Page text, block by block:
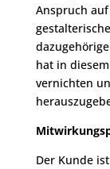
Anspruch
hat in
vernichten
Der Kunde